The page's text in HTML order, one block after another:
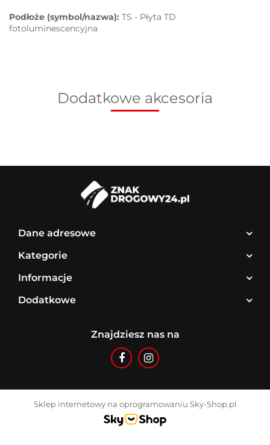
Podłoże (symbol/nazwa): TS - Płyta TD
fotoluminescencyjna
Dodatkowe akcesoria
Dane adresowe
Kategorie
Informacje
Dodatkowe
Znajdziesz nas na
Sklep internetowy na oprogramowaniu Sky-Shop.pl